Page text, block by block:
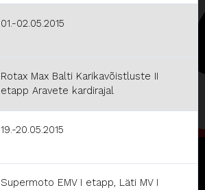
01.-02.05.2015
Rotax Max Balti Karikavõistluste II
etapp Aravete kardirajal
19.-20.05.2015
Supermoto EMV I etapp, Läti MV I